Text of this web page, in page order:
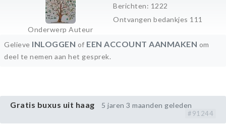
Onderwerp Auteur
Berichten: 1222
Ontvangen bedankjes 111
Gelieve INLOGGEN of EEN ACCOUNT AANMAKEN om
deel te nemen aan het gesprek.
Gratis buxus uit haag 5 jaren 3 maanden geleden
#91244